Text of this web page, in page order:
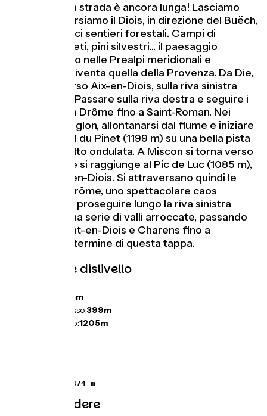
Attenzione, la strada è ancora lunga! Lasciamo
Die e attraversiamo il Diois, in direzione del Buëch,
su ampi e dolci sentieri forestali. Campi di
lavanda, vigneti, pini silvestri... il paesaggio
cambia. Siamo nelle Prealpi meridionali e
l'atmosfera diventa quella della Provenza. Da Die,
dirigetevi verso Aix-en-Diois, sulla riva sinistra
della Drôme. Passare sulla riva destra e seguire i
meandri della Drôme fino a Saint-Roman. Nei
pressi di Menglon, allontanarsi dal fiume e iniziare
la salita al Col du Pinet (1199 m) su una bella pista
forestale molto ondulata. A Miscon si torna verso
la Drôme, che si raggiunge al Pic de Luc (1085 m),
a sud di Luc-en-Diois. Si attraversano quindi le
Claps de la Drôme, uno spettacolare caos
roccioso, per proseguire lungo la riva sinistra
attraverso una serie di valli arroccate, passando
per Beaumont-en-Diois e Charens fino a
Valdrôme, al termine di questa tappa.
Pendenze e dislivello
1345m
Punto più basso:399m
Punto più alto:1205m
1743 m / ↘ 1374 m
Da non perdere